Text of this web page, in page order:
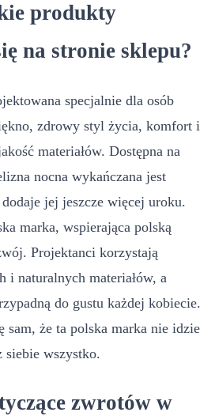
produkty
na stronie sklepu?
specjalnie dla osób
zdrowy styl życia, komfort i
materiałów. Dostępna na
nocna wykańczana jest
jej jeszcze więcej uroku.
marka, wspierająca polską
Projektanci korzystają
i naturalnych materiałów, a
do gustu każdej kobiecie.
sam, że ta polska marka nie idzie
siebie wszystko.
zwrotów w